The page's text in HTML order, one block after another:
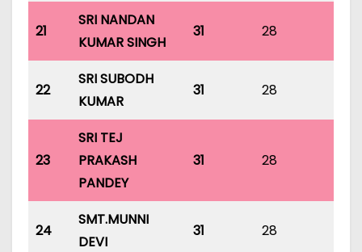
21
SRI NANDAN
KUMAR SINGH
31 28
22
SRI SUBODH
KUMAR
31 28
23
SRI TEJ
PRAKASH
PANDEY
31 28
24
SMT.MUNNI
DEVI
31 28